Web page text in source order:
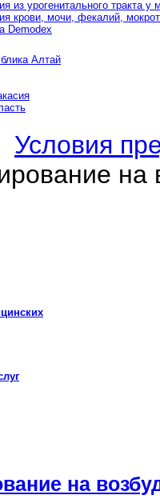
из урогенитального тракта у
крови, мочи, фекалий,
Demodex
Алтай
Условия
на